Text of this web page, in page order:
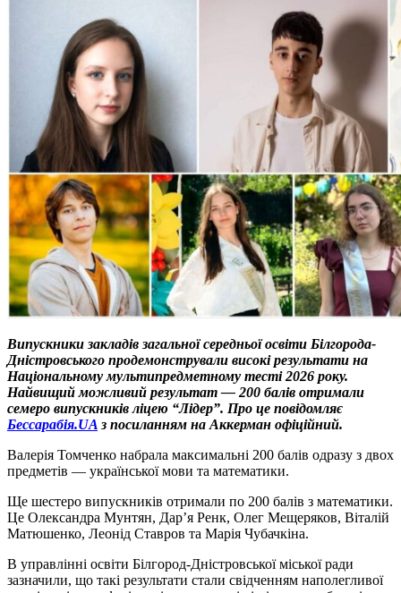
Випускники закладів загальної середньої освіти Білгорода-
Дністровського продемонстрували високі результати на
Національному мультипредметному тесті 2026 року.
Найвищий можливий результат — 200 балів отримали
семеро випускників ліцею “Лідер”. Про це повідомляє
Бессарабія.UA з посиланням на Аккерман офіційний.
Валерія Томченко набрала максимальні 200 балів одразу з двох
предметів — української мови та математики.
Ще шестеро випускників отримали по 200 балів з математики.
Це Олександра Мунтян, Дар’я Ренк, Олег Мещеряков, Віталій
Матюшенко, Леонід Ставров та Марія Чубачкіна.
В управлінні освіти Білгород-Дністровської міської ради
зазначили, що такі результати стали свідченням наполегливої